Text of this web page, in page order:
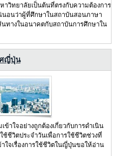
วิทยาลัยเป็นต้นที่ตรงกับความต้องการ
นอนว่าผู้ที่ศึกษาในสถาบันสอนภาษา
ทางในอนาคตกับสถาบันการศึกษาใน
ศญี่ปุ่น
าใจอย่างถูกต้องเกี่ยวกับการดำเนิน
ช้ชีวิตประจำวันเพื่อการใช้ชีวิตช่วงที่
ใจเรื่องการใช้ชีวิตในญี่ปุ่นขอให้อ่าน